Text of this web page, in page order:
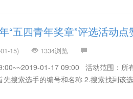
“五四青年奖章”评选活动点
15) 1334浏览
01-17 09:00 活动范围：所
搜索选手的编号和名称 2.搜索找到该